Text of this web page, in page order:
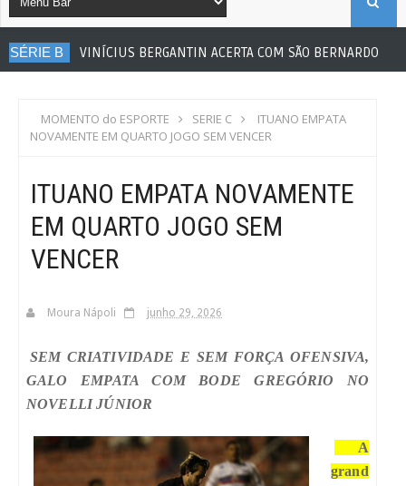
BERGANTIN ACERTA COM SÃO BERNARDO Futebol de
MOMENTO do ESPORTE SERIE C
ITUANO EMPATA
NOVAMENTE EM QUARTO JOGO SEM VENCER
ITUANO EMPATA NOVAMENTE
EM QUARTO JOGO SEM
VENCER
Moura Nápoli junho 29, 2026
SEM CRIATIVIDADE E SEM FORÇA OFENSIVA,
GALO EMPATA COM BODE GREGÓRIO NO
NOVELLI JÚNIOR
A
grand